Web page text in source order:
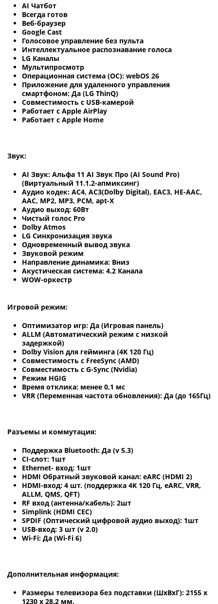
AI Чатбот
Всегда готов
Веб-браузер
Google Cast
Голосовое управление без пульта
Интеллектуальное распознавание голоса
LG Каналы
Мультипросмотр
Операционная система (ОС): webOS 26
Приложение для удаленного управления
смартфоном: Да (LG ThinQ)
Совместимость с USB-камерой
Работает с Apple AirPlay
Работает с Apple Home
Звук:
AI Звук: Альфа 11 AI Звук Про (AI Sound Pro)
(Виртуальный 11.1.2-апмиксинг)
Аудио кодек: AC4, AC3(Dolby Digital), EAC3, HE-AAC,
AAC, MP2, MP3, PCM, apt-X
Аудио выход: 60Вт
Чистый голос Pro
Dolby Atmos
LG Синхронизация звука
Одновременный вывод звука
Звуковой режим
Направление динамика: Вниз
Акустическая система: 4.2 Канала
WOW-оркестр
Игровой режим:
Оптимизатор игр: Да (Игровая панель)
ALLM (Автоматический режим с низкой
задержкой)
Dolby Vision для гейминга (4K 120 Гц)
Совместимость с FreeSync (AMD)
Совместимость с G-Sync (Nvidia)
Режим HGIG
Время отклика: менее 0,1 мс
VRR (Переменная частота обновления): Да (до 165Гц)
Разъемы и коммутация:
Поддержка Bluetooth: Да (v 5.3)
CI-слот: 1шт
Ethernet- вход: 1шт
HDMI Обратный звуковой канал: eARC (HDMI 2)
HDMI-вход: 4 шт. (поддержка 4K 120 Гц, eARC, VRR,
ALLM, QMS, QFT)
RF вход (антенна/кабель): 2шт
Simplink (HDMI CEC)
SPDIF (Оптический цифровой аудио выход): 1шт
USB-вход: 3 шт (v 2.0)
Wi-Fi: Да (Wi-Fi 6)
Дополнительная информация:
Размеры телевизора без подставки (ШхВхГ): 2155 x
1230 x 28.2 мм.